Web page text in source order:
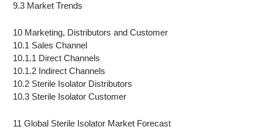
9.3 Market Trends
10 Marketing, Distributors and Customer
10.1 Sales Channel
10.1.1 Direct Channels
10.1.2 Indirect Channels
10.2 Sterile Isolator Distributors
10.3 Sterile Isolator Customer
11 Global Sterile Isolator Market Forecast